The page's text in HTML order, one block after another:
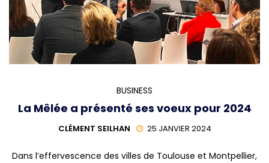
BUSINESS
La Mêlée a présenté ses voeux pour 2024
CLÉMENT SEILHAN 25 JANVIER 2024
Dans l’effervescence des villes de Toulouse et Montpellier,